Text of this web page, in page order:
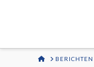
HOMEBERICHTEN